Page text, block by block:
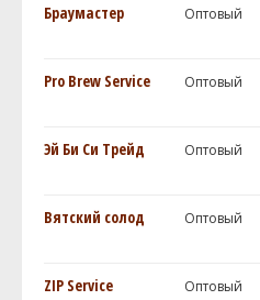
Браумастер Оптовый
Pro Brew Service Оптовый
Эй Би Си Трейд Оптовый
Вятский солод Оптовый
ZIP Service Оптовый